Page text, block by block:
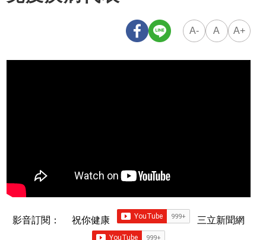
A- A A+
影音訂閱： 祝你健康 三立新聞網